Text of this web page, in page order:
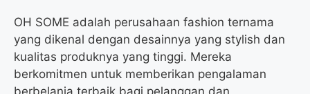
OH SOME adalah perusahaan fashion ternama
yang dikenal dengan desainnya yang stylish dan
kualitas produknya yang tinggi. Mereka
berkomitmen untuk memberikan pengalaman